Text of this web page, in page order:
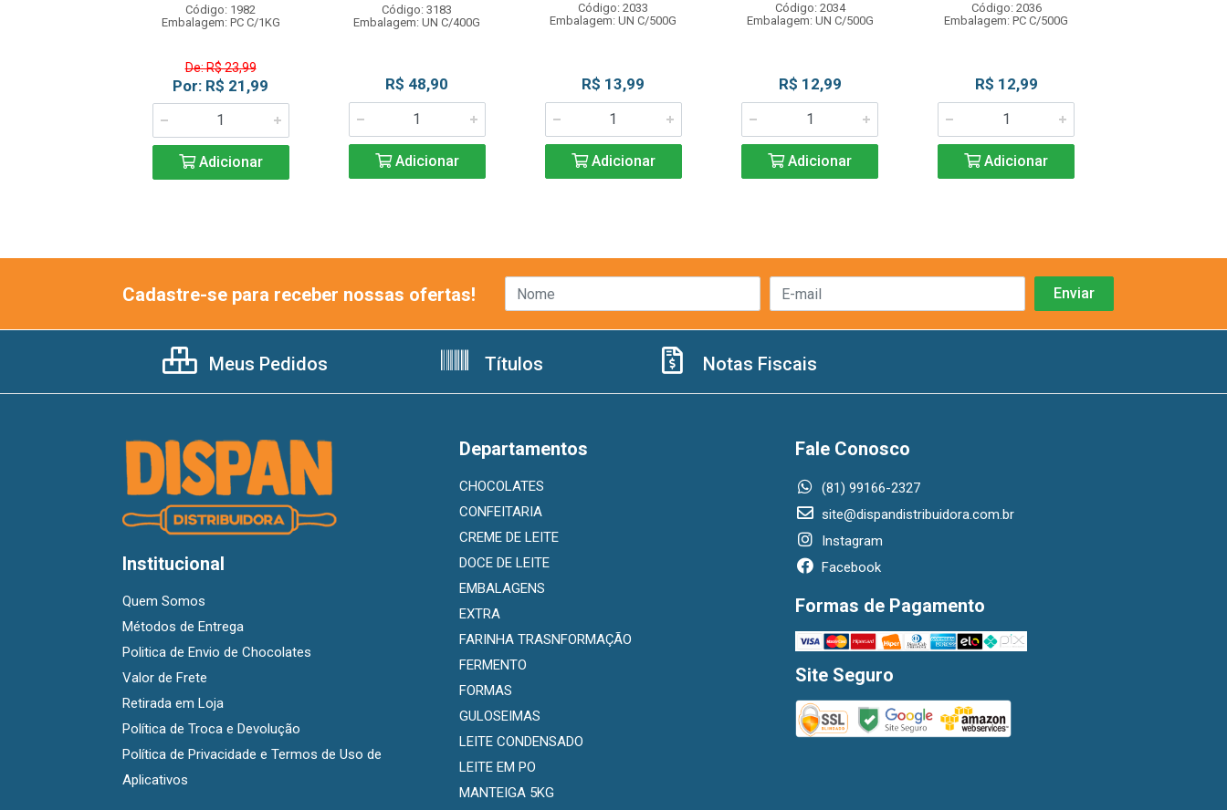
Código: 1982
Embalagem: PC C/1KG
De: R$ 23,99
Por: R$ 21,99
Adicionar
Código: 3183
Embalagem: UN C/400G
R$ 48,90
Adicionar
Código: 2033
Embalagem: UN C/500G
R$ 13,99
Adicionar
Código: 2034
Embalagem: UN C/500G
R$ 12,99
Adicionar
Código: 2036
Embalagem: PC C/500G
R$ 12,99
Adicionar
Cadastre-se para receber nossas ofertas!
Meus Pedidos Títulos Notas Fiscais
Institucional
Quem Somos
Métodos de Entrega
Politica de Envio de Chocolates
Valor de Frete
Retirada em Loja
Política de Troca e Devolução
Política de Privacidade e Termos de Uso de
Aplicativos
Departamentos
CHOCOLATES
CONFEITARIA
CREME DE LEITE
DOCE DE LEITE
EMBALAGENS
EXTRA
FARINHA TRASNFORMAÇÃO
FERMENTO
FORMAS
GULOSEIMAS
LEITE CONDENSADO
LEITE EM PO
MANTEIGA 5KG
Fale Conosco
(81) 99166-2327
site@dispandistribuidora.com.br
Instagram
Facebook
Formas de Pagamento
Site Seguro